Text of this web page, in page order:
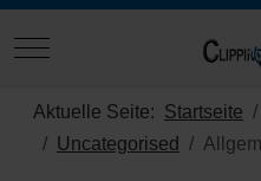
Mobile Menu Toggle
Aktuelle Seite: Startseite
Uncategorised